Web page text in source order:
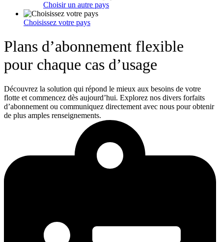
Choisir un autre pays
Choisissez votre pays
Plans d’abonnement flexible
pour chaque cas d’usage
Découvrez la solution qui répond le mieux aux besoins de votre
flotte et commencez dès aujourd’hui. Explorez nos divers forfaits
d’abonnement ou communiquez directement avec nous pour obtenir
de plus amples renseignements.